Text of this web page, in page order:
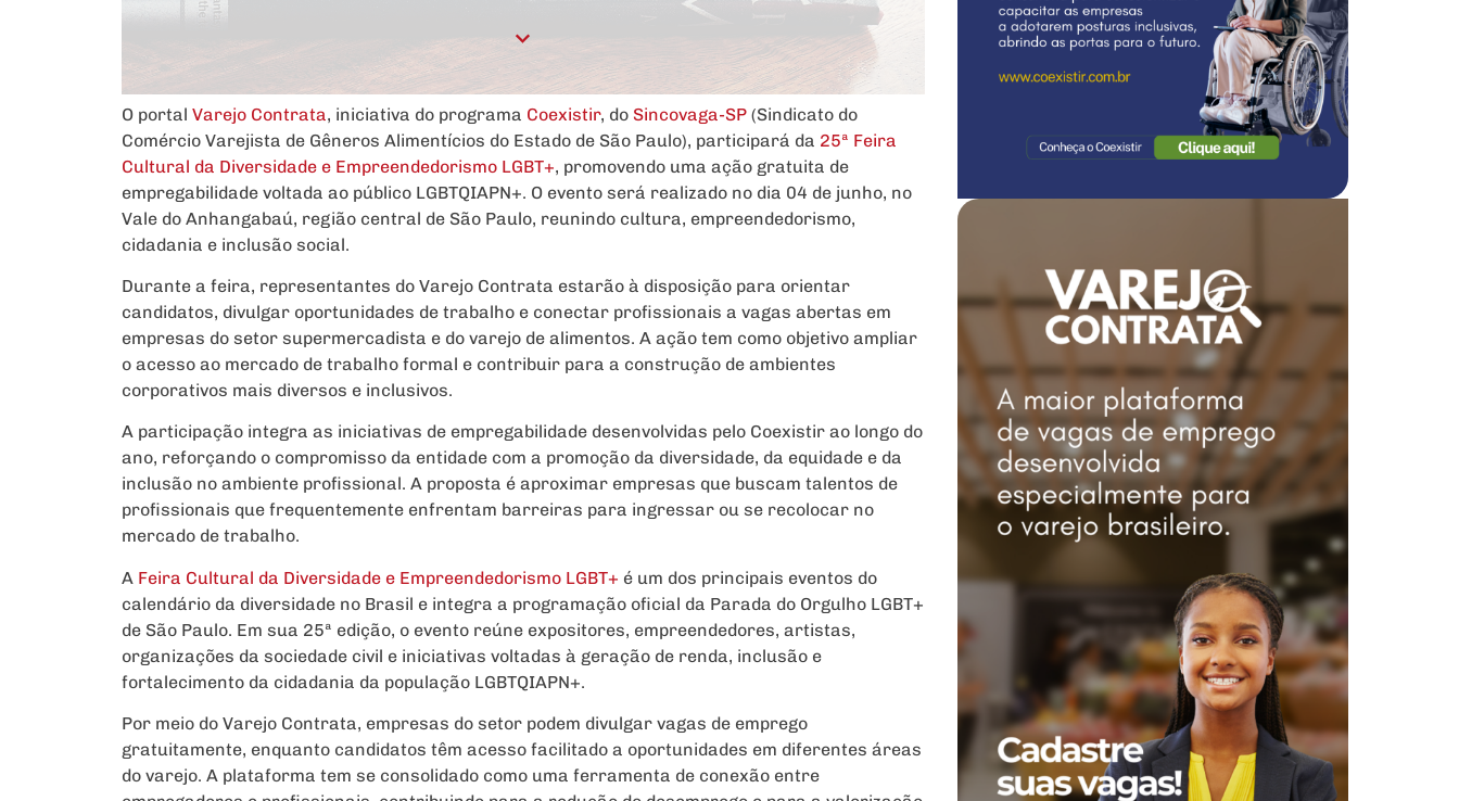
O portal Varejo Contrata, iniciativa do programa Coexistir, do Sincovaga-SP (Sindicato do
Comércio Varejista de Gêneros Alimentícios do Estado de São Paulo), participará da 25ª Feira
Cultural da Diversidade e Empreendedorismo LGBT+, promovendo uma ação gratuita de
empregabilidade voltada ao público LGBTQIAPN+. O evento será realizado no dia 04 de junho, no
Vale do Anhangabaú, região central de São Paulo, reunindo cultura, empreendedorismo,
cidadania e inclusão social.
Durante a feira, representantes do Varejo Contrata estarão à disposição para orientar
candidatos, divulgar oportunidades de trabalho e conectar profissionais a vagas abertas em
empresas do setor supermercadista e do varejo de alimentos. A ação tem como objetivo ampliar
o acesso ao mercado de trabalho formal e contribuir para a construção de ambientes
corporativos mais diversos e inclusivos.
A participação integra as iniciativas de empregabilidade desenvolvidas pelo Coexistir ao longo do
ano, reforçando o compromisso da entidade com a promoção da diversidade, da equidade e da
inclusão no ambiente profissional. A proposta é aproximar empresas que buscam talentos de
profissionais que frequentemente enfrentam barreiras para ingressar ou se recolocar no
mercado de trabalho.
A Feira Cultural da Diversidade e Empreendedorismo LGBT+ é um dos principais eventos do
calendário da diversidade no Brasil e integra a programação oficial da Parada do Orgulho LGBT+
de São Paulo. Em sua 25ª edição, o evento reúne expositores, empreendedores, artistas,
organizações da sociedade civil e iniciativas voltadas à geração de renda, inclusão e
fortalecimento da cidadania da população LGBTQIAPN+.
Por meio do Varejo Contrata, empresas do setor podem divulgar vagas de emprego
gratuitamente, enquanto candidatos têm acesso facilitado a oportunidades em diferentes áreas
do varejo. A plataforma tem se consolidado como uma ferramenta de conexão entre